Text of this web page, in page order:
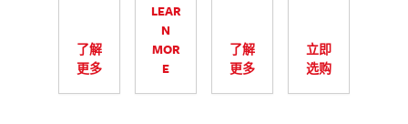
了解
更多
LEAR
N
MOR
E
了解
更多
立即
选购